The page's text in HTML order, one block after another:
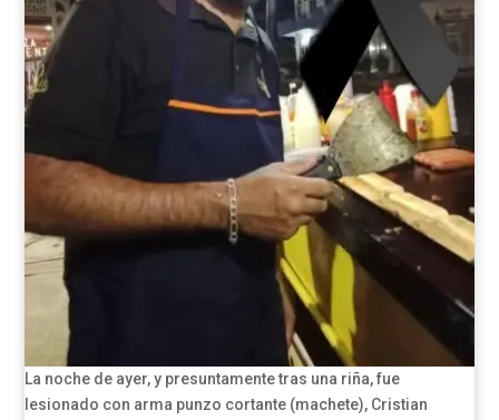
La noche de ayer, y presuntamente tras una riña, fue
lesionado con arma punzo cortante (machete), Cristian